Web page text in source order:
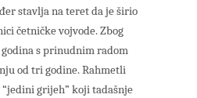
stavlja na teret da je širio
četničke vojvode. Zbog
godina s prinudnim radom
od tri godine. Rahmetli
grijeh” koji tadašnje